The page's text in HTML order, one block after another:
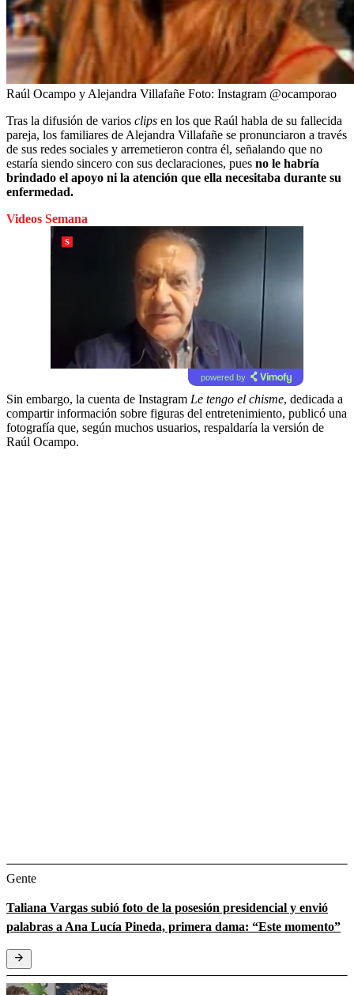
Raúl Ocampo y Alejandra Villafañe Foto: Instagram @ocamporao
Tras la difusión de varios clips en los que Raúl habla de su fallecida
pareja, los familiares de Alejandra Villafañe se pronunciaron a través
de sus redes sociales y arremetieron contra él, señalando que no
estaría siendo sincero con sus declaraciones, pues no le habría
brindado el apoyo ni la atención que ella necesitaba durante su
enfermedad.
Videos Semana
powered by
Sin embargo, la cuenta de Instagram Le tengo el chisme, dedicada a
compartir información sobre figuras del entretenimiento, publicó una
fotografía que, según muchos usuarios, respaldaría la versión de
Raúl Ocampo.
Gente
Taliana Vargas subió foto de la posesión presidencial y envió
palabras a Ana Lucía Pineda, primera dama: “Este momento”